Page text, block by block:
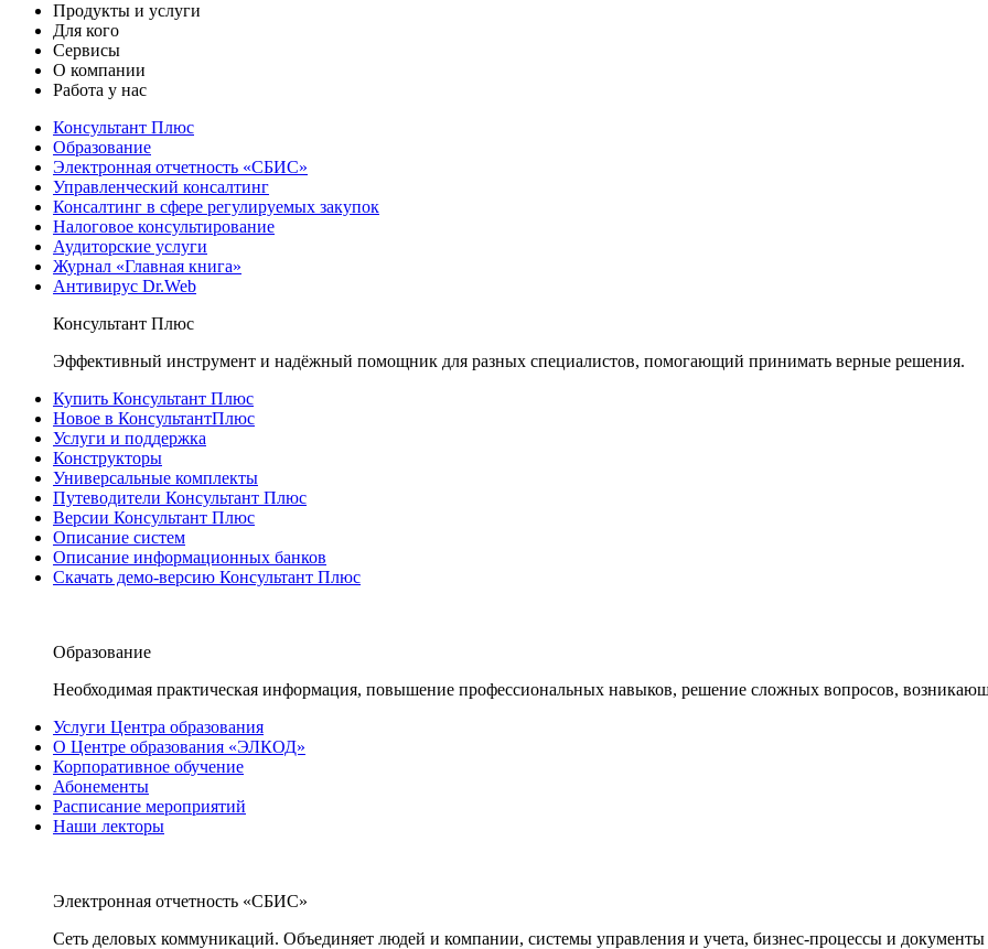
Продукты и услуги
Для кого
Сервисы
О компании
Работа у нас
Консультант Плюс
Образование
Электронная отчетность «СБИС»
Управленческий консалтинг
Консалтинг в сфере регулируемых закупок
Налоговое консультирование
Аудиторские услуги
Журнал «Главная книга»
Антивирус Dr.Web
Консультант Плюс
Эффективный инструмент и надёжный помощник для разных специалистов, помогающий принимать верные решения.
Купить Консультант Плюс
Новое в КонсультантПлюс
Услуги и поддержка
Конструкторы
Универсальные комплекты
Путеводители Консультант Плюс
Версии Консультант Плюс
Описание систем
Описание информационных банков
Скачать демо-версию Консультант Плюс
Образование
Необходимая практическая информация, повышение профессиональных навыков, решение сложных вопросов,
Услуги Центра образования
О Центре образования «ЭЛКОД»
Корпоративное обучение
Абонементы
Расписание мероприятий
Наши лекторы
Электронная отчетность «СБИС»
Сеть деловых коммуникаций. Объединяет людей и компании, системы управления и учета, бизнес-процессы и документы